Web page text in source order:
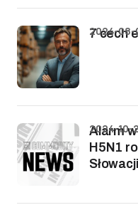
7 cech
2024-08-
Alarm
H5N1
2024-10-